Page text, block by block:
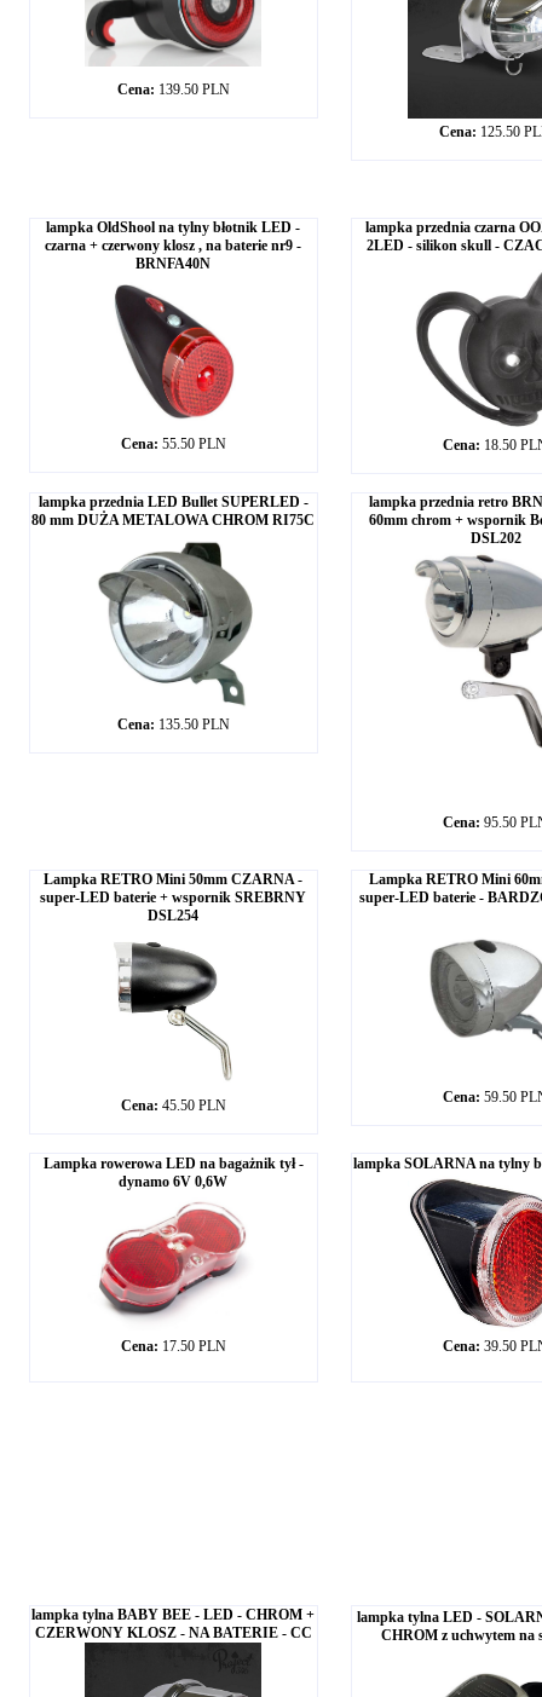
Cena: 139.50 PLN
Cena: 125.50
lampka OldShool na tylny błotnik LED -
czarna + czerwony klosz , na baterie nr9 -
BRNFA40N
Cena: 55.50 PLN
lampka przednia czarna
2LED - silikon skull -
Cena: 18.50
lampka przednia LED Bullet SUPERLED -
80 mm DUŻA METALOWA CHROM RI75C
Cena: 135.50 PLN
lampka przednia retro
60mm chrom + wspornik
DSL202
Cena: 95.50
Lampka RETRO Mini 50mm CZARNA -
super-LED baterie + wspornik SREBRNY
DSL254
Cena: 45.50 PLN
Lampka RETRO Mini
super-LED baterie -
Cena: 59.50
Lampka rowerowa LED na bagażnik tył -
dynamo 6V 0,6W
Cena: 17.50 PLN
lampka SOLARNA na tylny
Cena: 39.50
lampka tylna BABY BEE - LED - CHROM +
CZERWONY KLOSZ - NA BATERIE - CC
lampka tylna LED -
CHROM z uchwytem na